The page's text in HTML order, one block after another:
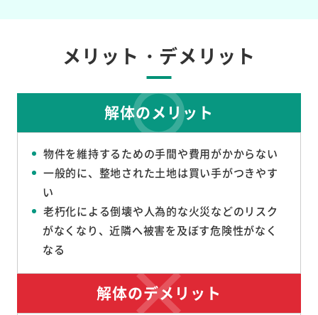
メリット・デメリット
解体のメリット
物件を維持するための手間や費用がかからない
一般的に、整地された土地は買い手がつきやす
い
老朽化による倒壊や人為的な火災などのリスク
がなくなり、近隣へ被害を及ぼす危険性がなく
なる
解体のデメリット